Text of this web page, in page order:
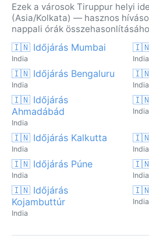
Ezek a városok Tiruppur helyi
(Asia/Kolkata) — hasznos
nappali órák
🇮🇳 Időjárás Mumbai
India
🇮🇳
India
🇮🇳 Időjárás Bengaluru
India
🇮🇳
India
🇮🇳 Időjárás
Ahmadábád
India
🇮🇳
India
🇮🇳 Időjárás Kalkutta
India
🇮🇳
India
🇮🇳 Időjárás Púne
India
🇮🇳
India
🇮🇳 Időjárás
Kojambuttúr
India
🇮🇳
India